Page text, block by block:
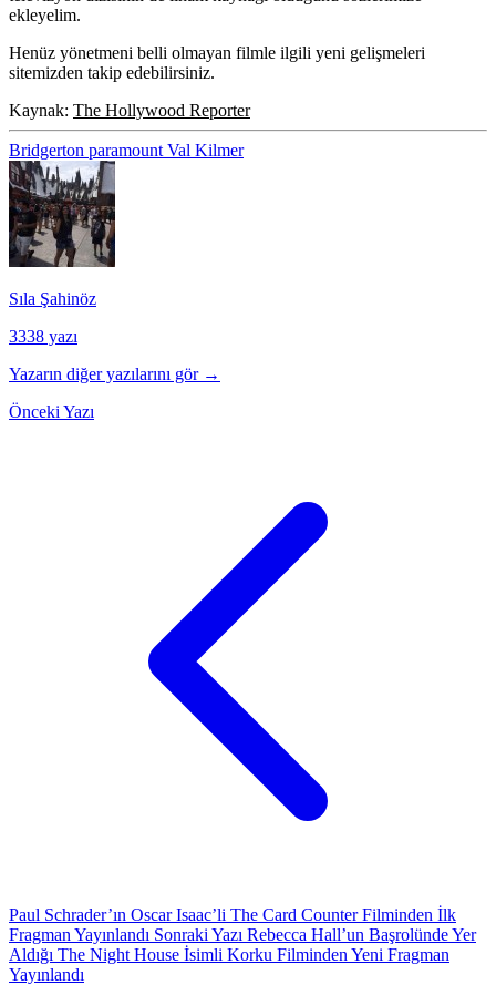
ekleyelim.
Henüz yönetmeni belli olmayan filmle ilgili yeni gelişmeleri
sitemizden takip edebilirsiniz.
Kaynak: The Hollywood Reporter
Bridgerton paramount Val Kilmer
Sıla Şahinöz
3338 yazı
Yazarın diğer yazılarını gör →
Önceki Yazı
Paul Schrader’ın Oscar Isaac’li The Card Counter Filminden İlk
Fragman Yayınlandı Sonraki Yazı Rebecca Hall’un Başrolünde Yer
Aldığı The Night House İsimli Korku Filminden Yeni Fragman
Yayınlandı